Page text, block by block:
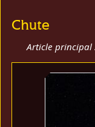
Chute
Article principal